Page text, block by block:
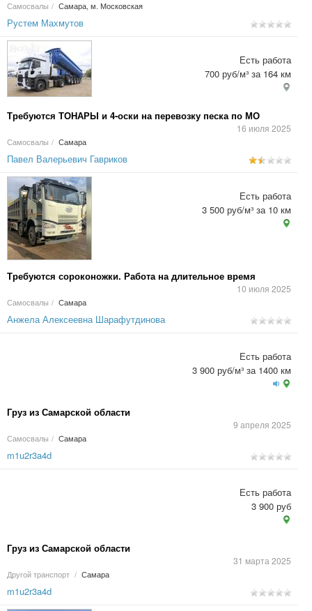
Самосвалы / Самара, м. Московская
Рустем Махмутов
Требуются ТОНАРЫ и 4-оски на перевозку песка по МО
16 июля 2025
Самосвалы / Самара
Есть работа
700 руб/м³ за 164 км
Павел Валерьевич Гавриков
Требуются сороконожки. Работа на длительное время
10 июля 2025
Самосвалы / Самара
Есть работа
3 500 руб/м³ за 10 км
Анжела Алексеевна Шарафутдинова
Груз из Самарской области
9 апреля 2025
Самосвалы / Самара
Есть работа
3 900 руб/м³ за 1400 км
m1u2r3a4d
Груз из Самарской области
31 марта 2025
Другой транспорт / Самара
Есть работа
3 900 руб
m1u2r3a4d